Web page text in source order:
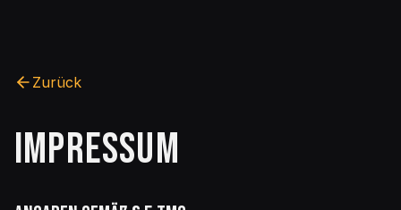
Zurück
IMPRESSUM